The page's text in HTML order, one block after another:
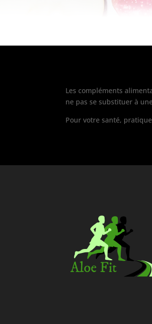
Les compléments
ne pas se substituer à
Pour votre santé,